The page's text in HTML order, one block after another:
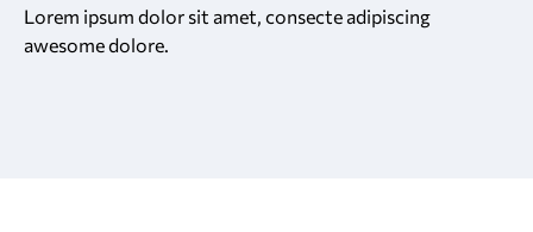
Lorem ipsum dolor sit amet, consecte adipiscing
awesome dolore.